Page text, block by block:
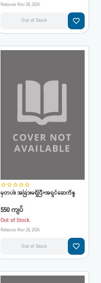
Releases Mar 28, 2026
Out of Stock favorite_border
star_borderstar_borderstar_borderstar_borderstar_border
မှတပါး အခြားမရှိပြီ>အရှင်ဆေကိန္ဒ
550 ကျပ်
Out of Stock
Releases Mar 28, 2026
Out of Stock favorite_border